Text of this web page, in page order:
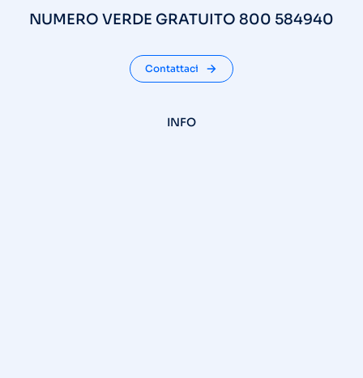
NUMERO VERDE GRATUITO 800 584940
Contattaci
INFO